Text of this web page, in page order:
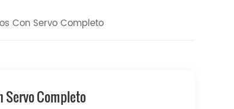
Con Servo Completo
Servo Completo